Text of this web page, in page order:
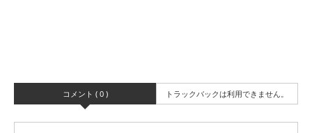
コメント ( 0 ) トラックバックは利用できません。